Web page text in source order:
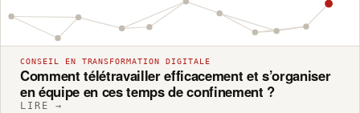
CONSEIL EN TRANSFORMATION DIGITALE
Comment télétravailler efficacement et s’organiser
en équipe en ces temps de confinement ?
LIRE →